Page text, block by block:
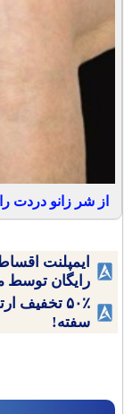
از شر زانو
ایمپلنت
رایگان
۵۰٪
سفته!